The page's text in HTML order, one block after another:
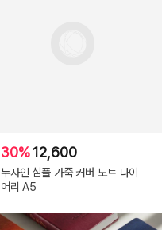
30%12,600
누사인 심플 가죽 커버 노트 다이
어리 A5